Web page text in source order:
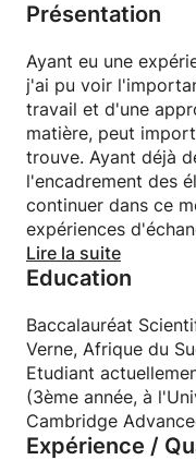
Présentation
Ayant eu une
j'ai pu voir
travail et d'une
matière, peut
trouve. Ayant déjà
l'encadrement des
continuer dans ce
expériences
étudiant sont
l'élève, mais
matières, n'hésitez
parfois que d'un
Lire la suite
Education
Baccalauréat
Verne, Afrique du
Etudiant
(3ème année, à
Cambridge
Expérience /